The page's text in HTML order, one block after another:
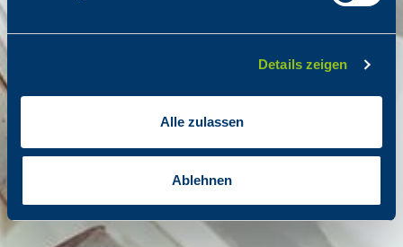
Details zeigen
Alle zulassen
Ablehnen